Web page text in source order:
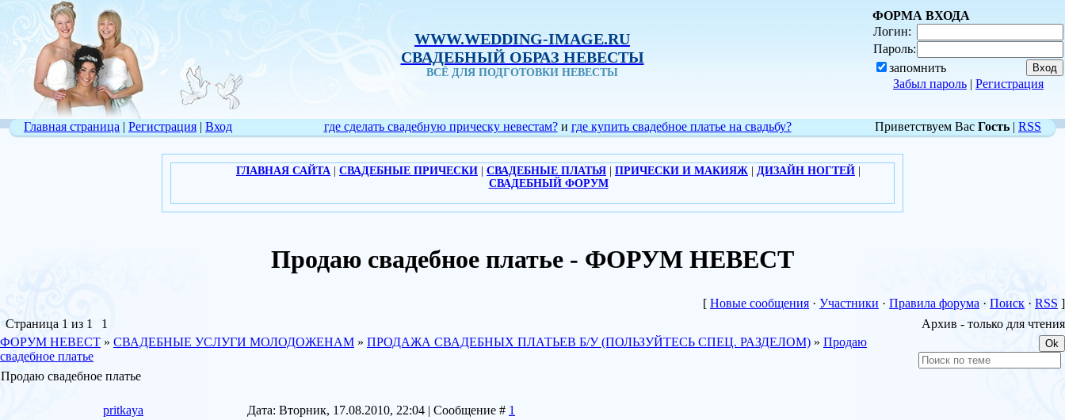
WWW.WEDDING-IMAGE.RU
СВАДЕБНЫЙ ОБРАЗ НЕВЕСТЫ
ВСЁ ДЛЯ ПОДГОТОВКИ НЕВЕСТЫ
ФОРМА ВХОДА
Логин:
Пароль:
запомнить
Забыл пароль | Регистрация
Главная страница | Регистрация | Вход где сделать свадебную прическу невестам?и где купить свадебное платье на свадьбу? Приветствуем Вас Гость | RSS
ГЛАВНАЯ САЙТА СВАДЕБНЫЕ ПРИЧЕСКИ СВАДЕБНЫЕ ПЛАТЬЯ ПРИЧЕСКИ И МАКИЯЖ ДИЗАЙН НОГТЕЙ
СВАДЕБНЫЙ ФОРУМ
Продаю свадебное платье - ФОРУМ НЕВЕСТ
[ Новые сообщения · Участники · Правила форума · Поиск · RSS ]
Страница 1 из 1 1
Архив - только для чтения
ФОРУМ НЕВЕСТ » СВАДЕБНЫЕ УСЛУГИ МОЛОДОЖЕНАМ » ПРОДАЖА СВАДЕБНЫХ ПЛАТЬЕВ Б/У (ПОЛЬЗУЙТЕСЬ СПЕЦ. РАЗДЕЛОМ) » Продаю
свадебное платье
Продаю свадебное платье
pritkaya Дата: Вторник, 17.08.2010, 22:04 | Сообщение # 1